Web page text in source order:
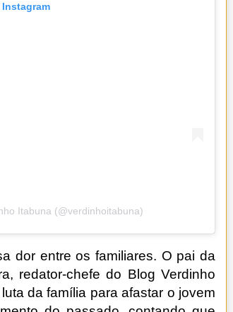
Itabuna (@verdinhoitabuna)
dor entre os familiares. O pai da
redator-chefe do Blog Verdinho
da família para afastar o jovem